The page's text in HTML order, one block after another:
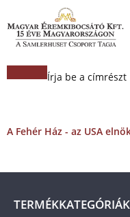
Írja be a címrészt
A Fehér Ház - az USA
TERMÉKKATEGÓRIÁK